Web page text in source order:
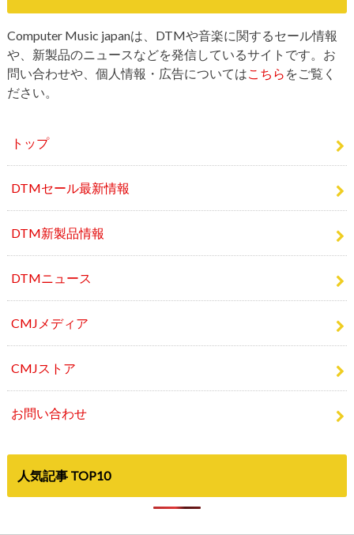
や、新製品のニュースなどを発信しているサイトです。お
問い合わせや、個人情報・広告についてはこちらをご覧く
ださい。
トップ
DTMセール最新情報
DTM新製品情報
DTMニュース
CMJメディア
CMJストア
お問い合わせ